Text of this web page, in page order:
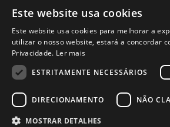
Ana Matos – (11) 3185.9913
ana.matos@fleishman.com.br
Raphael Ferrari – (11)
Termos de Uso
Este website usa cookies
Este website usa cookies para melhorar a
utilizar o nosso website, estará a concordar
Privacidade. Ler mais
ESTRITAMENTE NECESSÁRIOS
DIRECIONAMENTO NÃO
MOSTRAR DETALHES